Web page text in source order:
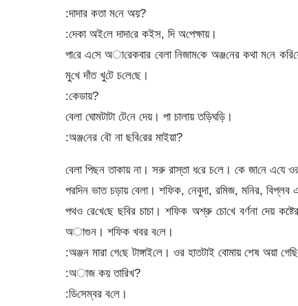
:দাদার কতা ম‌নে অয়?
:‌দেকা অই‌লে দাদা‌রে কইস, দি‌ অ‌পেক্ষায়।
পা‌রে এ‌সে অা‌রেকবার বেলা নিজাম‌কে অঞ্জ‌নের কথা ম‌নে ক‌রি‌য়ে
মু‌খে দাঁত খু‌টে চ‌লে‌ছে।
:‌কেডায়?
‌বেলা ঘোমটাটা টে‌নে দেয়। পা চালায় ত‌ড়িঘ‌ড়ি।
:অঞ্জ‌নের বৌ না ছ‌বি‌রের মাইয়া?
‌বেলা পিছন তাকায় না। সরু রাস্তা ধ‌রে চ‌লে। কে জা‌নে
পর‌দিন ভাত চড়ায় বেলা। শ‌ফিক, নেবুদা, র‌মিজ, ম‌নির, বিপ্লব
পথও রে‌খে‌ছে ছ‌বির চাচা। শ‌ফিক অশ্রু চো‌খে বর্ণনা দেয়
অাগুন। শ‌ফিক খবর ব‌লে।
:অঞ্জন মারা গে‌ছে টাঙ্গাই‌লে। ওর হাতটাই বোমায় শেষ অয়া
:অাজ কয় তা‌রিখ?
:‌ডি‌সেম্ব‌র ব‌লে।